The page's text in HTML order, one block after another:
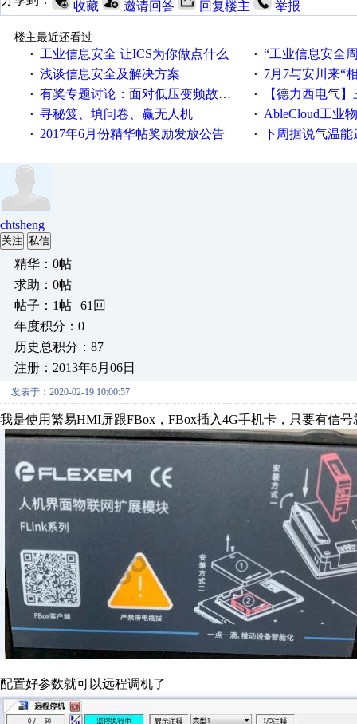
收藏 邀请回答 回复楼主 举报
楼主最近还看过
·
工业信息安全 让ICS为你做点什么 · “工业信息安全周之我见”
· 浅谈信息安全及解决方案 · 7月7与安川来“
· 有奖专题讨论：面对低压变频故障，老手是这样解决的！ · 【德力西电气】三
· 寻秘笈、填问卷、赢无人机 · AbleCloud工业物联
· 2017年6月份精华帖奖励发放公告 · 下周据说气温能
chtsheng
关注 私信
精华：0帖
求助：0帖
帖子：1帖 | 61回
年度积分：0
历史总积分：87
注册：2013年6月06日
发表于：2020-02-19 10:00:57
我是使用繁易HMI屏跟FBox，FBox插入4G手机卡，只要有信
配置好参数就可以远程调机了